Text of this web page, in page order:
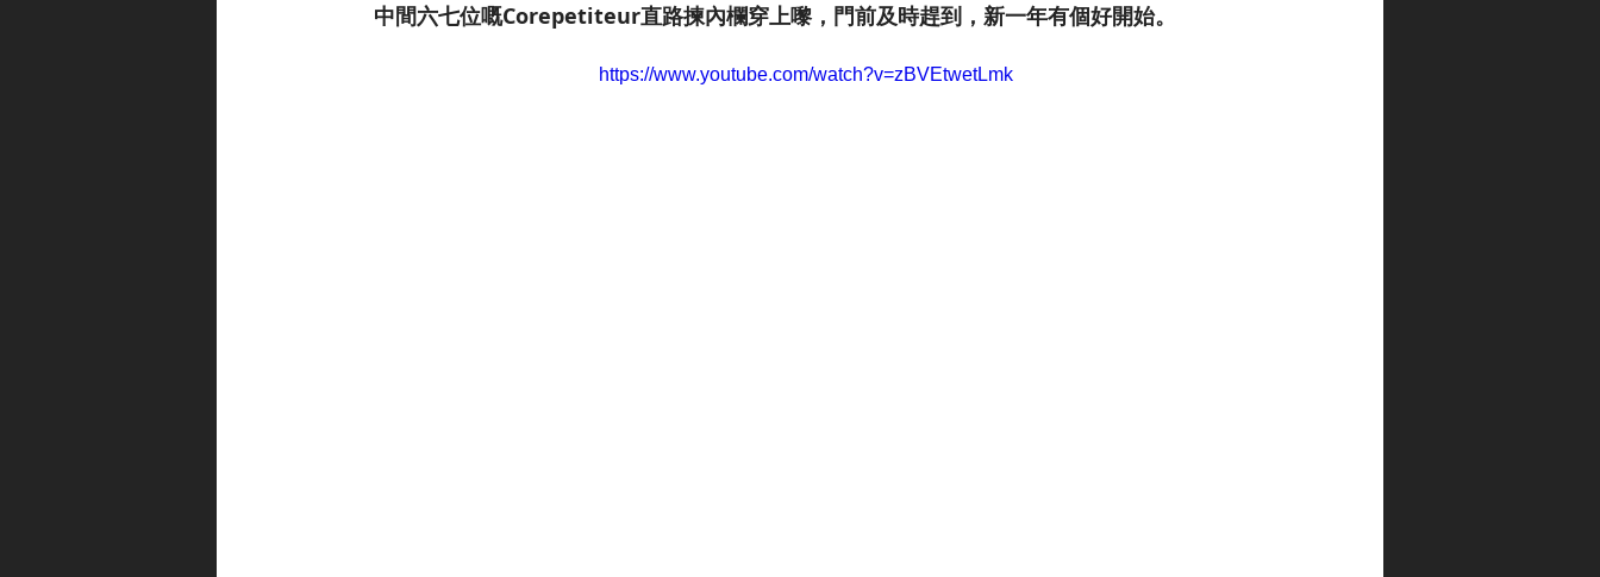
中間六七位嘅Corepetiteur直路揀內欄穿上嚟，門前及時趕到，新一年有個好開始。
https://www.youtube.com/watch?v=zBVEtwetLmk